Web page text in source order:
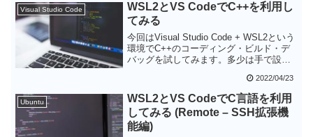
Visual Studio Code
WSL2とVS CodeでC++を利用し
てみる
今回はVisual Studio Code + WSL2という
環境でC++のコーディング・ビルド・デ
バッグを試してみます。多少は手で設定
てビジュアルでデバッグできるのはかな
り使いやすいのではないかと思います。
2022/04/23
Ubuntu
WSL2とVS CodeでC言語を利用
してみる (Remote – SSH拡張機
能編)